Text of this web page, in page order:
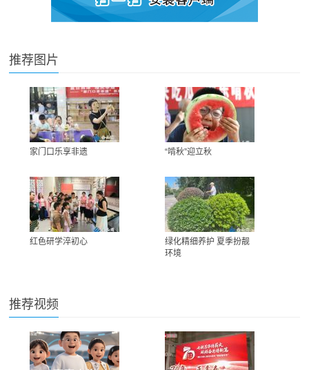
推荐图片
家门口乐享非遗 “啃秋”迎立秋
红色研学淬初心
绿化精细养护 夏季扮靓
环境
推荐视频